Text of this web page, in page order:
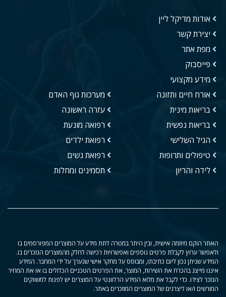
אודות מדיקל ליין
יצירת קשר
מפת אתר
פייסבוק
מידע מקצועי
אורח חיים ותזונה
בריאות מינית
בריאות נפשית
הגיל השלישי
טיפולים ותרופות
לידה והריון
מערכות גוף האדם
עזרה ראשונה
רפואה מונעת
רפואת ילדים
רפואת נשים
תסמינים ומחלות
האתר הוקם מיוזמה אישית, ובין היתר במטרה לתת מידע על המוצרים המפורסמים בו
ולאפשר ערוץ לקבלת פרטים נוספים ואפשרויות רכישה לחלק מהמוצרים הנזכרים בו.
המידע שניתן נכון ליום כתיבתו, ומבוסס על מחקר אישי שנערך על ידי המחבר. המידע
איננו מייצג בהכרח את השירות, המוצר, את הפרטים הטכניים הכלולים בו או את המחיר
הנזכר לצידו. כדי לקבל את מלוא המידע הרלוונטי על המוצרים יש לפנות למשווקים
המורשים ו/או ליצרנים של המוצרים המוזכרים באתר.